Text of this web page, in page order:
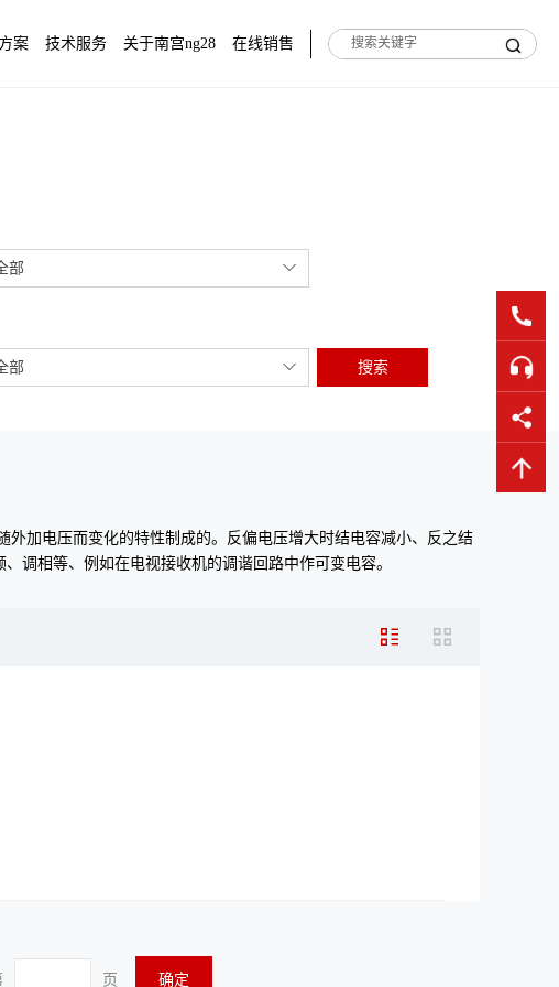
案 技术服务 关于南宫ng28 在线销售
部
部 搜索
外加电压而变化的特性制成的。反偏电压增大时结电容减小、反之结
调相等、例如在电视接收机的调谐回路中作可变电容。
页 确定